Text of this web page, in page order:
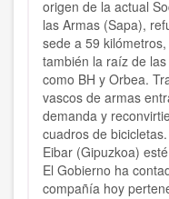
origen de la actual
las Armas (Sapa),
sede a 59
también la raíz de
como BH y Orbea.
vascos de armas
demanda y
cuadros de
Eibar (Gipuzkoa)
El Gobierno ha
compañía hoy